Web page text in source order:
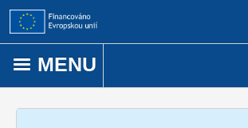
Přejít k obsahu
MENU